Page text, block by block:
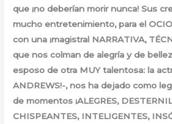
que ¡no deberían morir nunca! Sus
mucho entretenimiento, para el
con una ¡magistral NARRATIVA,
que nos colman de alegría y de
esposo de otra MUY talentosa: la
ANDREWS!-, nos ha dejado como
de momentos ¡ALEGRES,
CHISPEANTES, INTELIGENTES,